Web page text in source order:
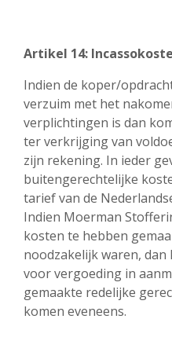
Artikel 14:
Indien de koper/
verzuim met het
verplichtingen is dan
ter verkrijging van
zijn rekening. In ieder
buitengerechtelijke
tarief van de
Indien Moerman
kosten te hebben
noodzakelijk waren,
voor vergoeding in
gemaakte redelijke
komen eveneens.